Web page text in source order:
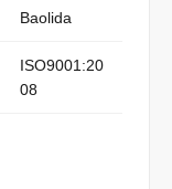
Baolida
ISO9001:20
08